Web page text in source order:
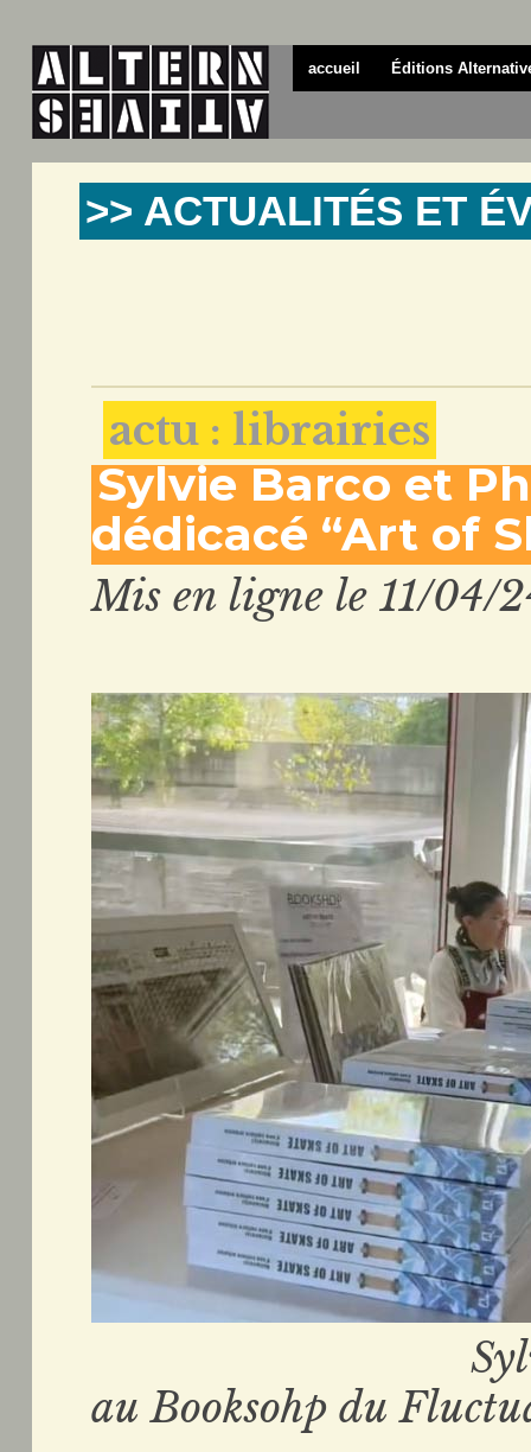
accueil Éditions
>> ACTUALITÉS ET
actu : librairies
Sylvie Barco et
dédicacé “Art of
Mis en ligne le 11/04/
Sylvie Barco
au Booksohp du